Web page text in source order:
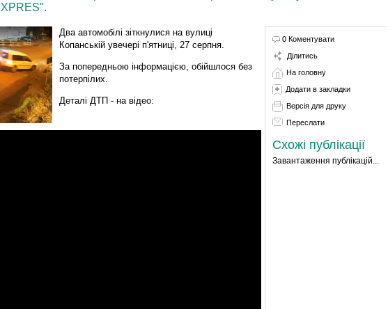
Два автомобілі зіткнулися на вулиці
Копанській увечері п'ятниці, 27 серпня.
За попередньою інформацією, обійшлося без
потерпілих.
Деталі ДТП - на відео:
0 Коментувати
Ділитись
На головну
Додати в закладки
Версія для друку
Переслати
Схожі публікації
Завантаження публікацій...